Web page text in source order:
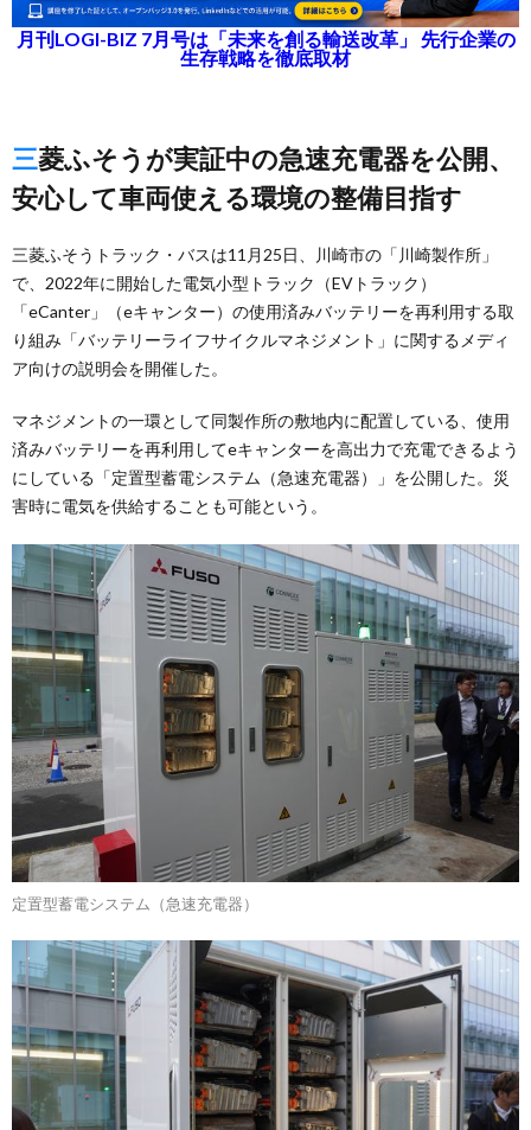
月刊LOGI-BIZ 7月号は「未来を創る輸送改革」 先行企業の
生存戦略を徹底取材
三菱ふそうが実証中の急速充電器を公開、
安心して車両使える環境の整備目指す
三菱ふそうトラック・バスは11月25日、川崎市の「川崎製作所」
で、2022年に開始した電気小型トラック（EVトラック）
「eCanter」（eキャンター）の使用済みバッテリーを再利用する取
り組み「バッテリーライフサイクルマネジメント」に関するメディ
ア向けの説明会を開催した。
マネジメントの一環として同製作所の敷地内に配置している、使用
済みバッテリーを再利用してeキャンターを高出力で充電できるよう
にしている「定置型蓄電システム（急速充電器）」を公開した。災
害時に電気を供給することも可能という。
定置型蓄電システム（急速充電器）